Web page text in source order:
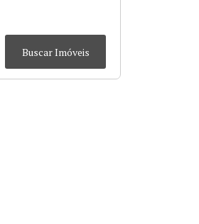
Buscar Imóveis